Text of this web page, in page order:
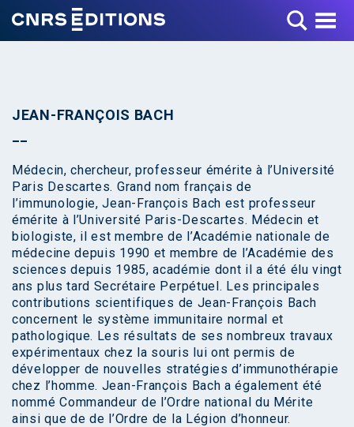
Toggle Menu
JEAN-FRANÇOIS BACH
Médecin, chercheur, professeur émérite à l’Université
Paris Descartes. Grand nom français de
l’immunologie, Jean-François Bach est professeur
émérite à l’Université Paris-Descartes. Médecin et
biologiste, il est membre de l’Académie nationale de
médecine depuis 1990 et membre de l’Académie des
sciences depuis 1985, académie dont il a été élu vingt
ans plus tard Secrétaire Perpétuel. Les principales
contributions scientifiques de Jean-François Bach
concernent le système immunitaire normal et
pathologique. Les résultats de ses nombreux travaux
expérimentaux chez la souris lui ont permis de
développer de nouvelles stratégies d’immunothérapie
chez l’homme. Jean-François Bach a également été
nommé Commandeur de l’Ordre national du Mérite
ainsi que de de l’Ordre de la Légion d’honneur.